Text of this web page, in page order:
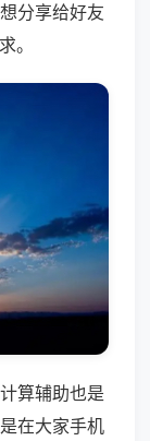
分享给好友
。
算辅助也是
在大家手机